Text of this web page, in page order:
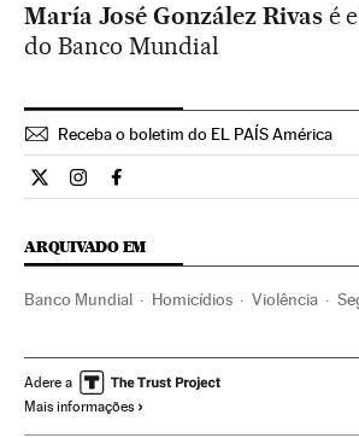
María José González Rivasé
do Banco Mundial
Receba o boletim do EL PAÍS América
Internacional El País Brasil en Twitter
Internacional El País Brasil en
Internacional El País Brasil en
ARQUIVADO EM
Banco Mundial Homicídios Violência
Organizações internacionais
Relações exteriores
Adere a
Mais informações